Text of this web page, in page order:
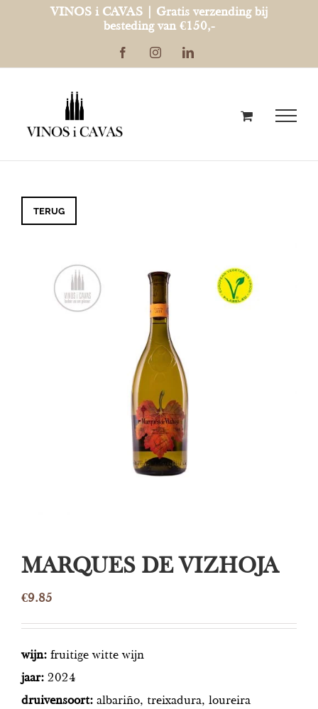
VINOS i CAVAS | Gratis verzending bij
besteding van €150,-
FacebookInstagramLinkedIn
TERUG
MARQUES DE VIZHOJA
€9.85
wijn: fruitige witte wijn
jaar: 2024
druivensoort: albariño, treixadura, loureira